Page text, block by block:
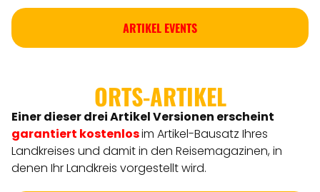
ARTIKEL EVENTS
ORTS-ARTIKEL
Einer dieser drei Artikel Versionen erscheint
garantiert kostenlosim Artikel-Bausatz Ihres
Landkreises und damit in den Reisemagazinen, in
denen Ihr Landkreis vorgestellt wird.